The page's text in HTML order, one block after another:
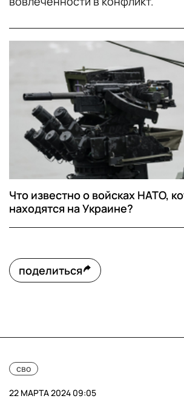
Что известно о войсках НАТО,
находятся на Украине?
поделиться
сво
22 МАРТА 2024 09:05